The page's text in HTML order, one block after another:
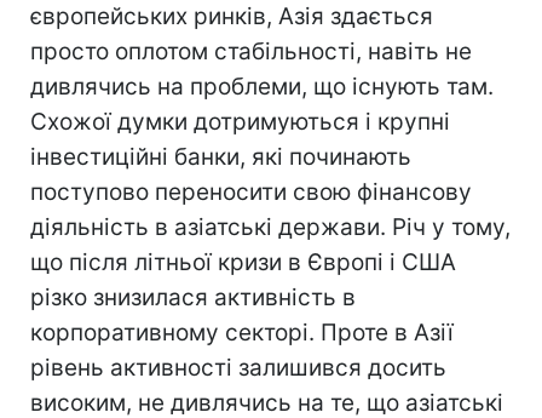
європейських ринків, Азія здається
просто оплотом стабільності, навіть не
дивлячись на проблеми, що існують там.
Схожої думки дотримуються і крупні
інвестиційні банки, які починають
поступово переносити свою фінансову
діяльність в азіатські держави. Річ у тому,
що після літньої кризи в Європі і США
різко знизилася активність в
корпоративному секторі. Проте в Азії
рівень активності залишився досить
високим, не дивлячись на те, що азіатські